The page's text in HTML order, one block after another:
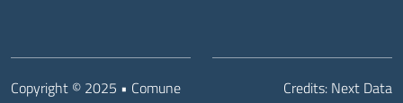
Copyright © 2025 • Comune
Credits: Next Data